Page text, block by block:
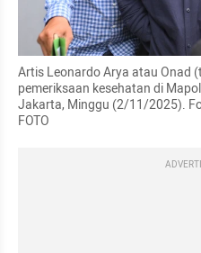
Artis Leonardo Arya atau Onad
pemeriksaan kesehatan di
Jakarta, Minggu (2/11/2025).
FOTO